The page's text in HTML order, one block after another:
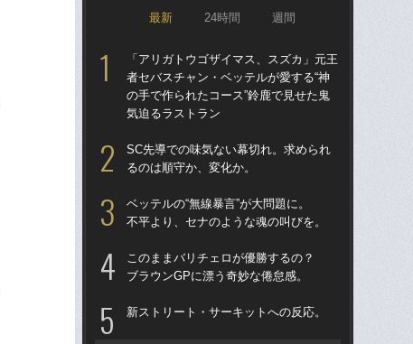
最新 24時間 週間
「アリガトウゴザイマス、スズカ」元王
者セバスチャン・ベッテルが愛する“神
の手で作られたコース”鈴鹿で見せた鬼
気迫るラストラン
SC先導での味気ない幕切れ。求められ
るのは順守か、変化か。
ベッテルの“無線暴言”が大問題に。
不平より、セナのような魂の叫びを。
このままバリチェロが優勝するの？
ブラウンGPに漂う奇妙な倦怠感。
新ストリート・サーキットへの反応。